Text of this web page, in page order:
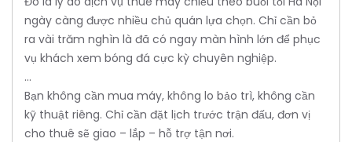
ngày càng được nhiều chủ quán lựa chọn. Chỉ cần bỏ
ra vài trăm nghìn là đã có ngay màn hình lớn để phục
vụ khách xem bóng đá cực kỳ chuyên nghiệp.
...
Bạn không cần mua máy, không lo bảo trì, không cần
kỹ thuật riêng. Chỉ cần đặt lịch trước trận đấu, đơn vị
cho thuê sẽ giao – lắp – hỗ trợ tận nơi.